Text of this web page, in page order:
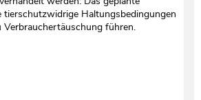
tierschutzwidrige Haltungsbedingungen
Verbrauchertäuschung führen.